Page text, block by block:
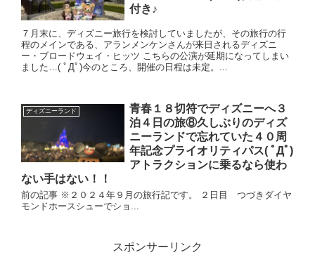
付き♪
７月末に、ディズニー旅行を検討していましたが、その旅行の行
程のメインである、アランメンケンさんが来日されるディズニ
ー・ブロードウェイ・ヒッツ こちらの公演が延期になってしまい
ました…( ﾟДﾟ)今のところ、開催の日程は未定。...
ディズニーランド
青春１８切符でディズニーへ３
泊４日の旅⑧久しぶりのディズ
ニーランドで忘れていた４０周
年記念プライオリティパス( ﾟДﾟ)
アトラクションに乗るなら使わ
ない手はない！！
前の記事 ※２０２４年９月の旅行記です。 ２日目 つづきダイヤ
モンドホースシューでショ...
スポンサーリンク